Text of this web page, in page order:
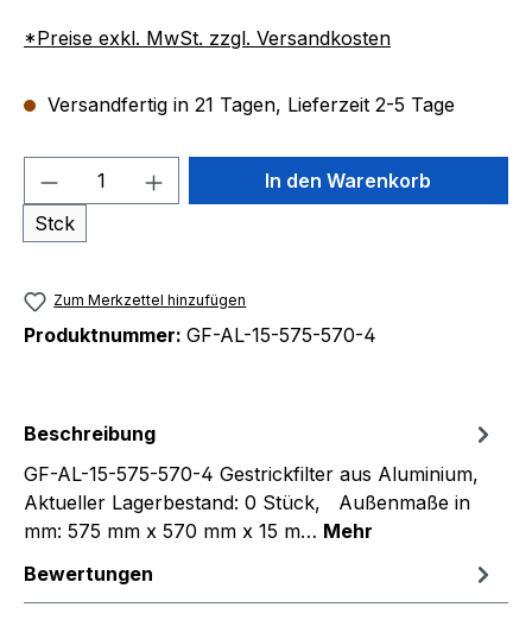
*Preise exkl. MwSt. zzgl. Versandkosten
Versandfertig in 21 Tagen, Lieferzeit 2-5 Tage
Produkt Anzahl: Gib den
Stck
In den Warenkorb
Zum Merkzettel hinzufügen
Produktnummer: GF-AL-15-575-570-4
Beschreibung
GF-AL-15-575-570-4 Gestrickfilter aus Aluminium,
Aktueller Lagerbestand: 0 Stück, Außenmaße in
mm: 575 mm x 570 mm x 15 m… Mehr
Bewertungen